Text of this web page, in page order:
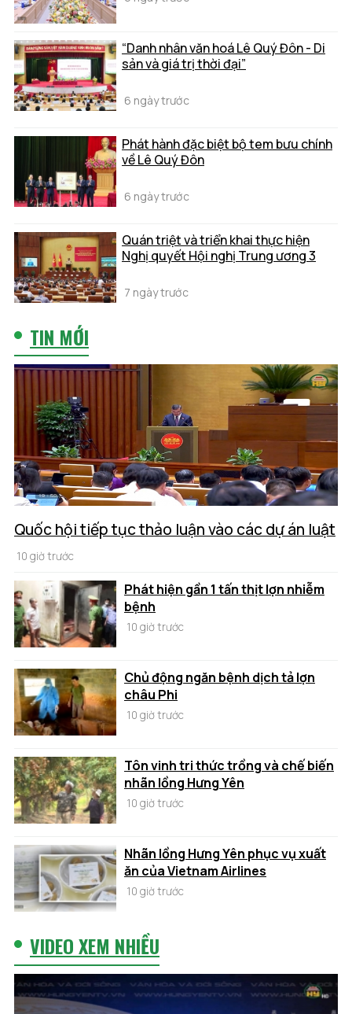
“Danh nhân văn hoá Lê Quý Đôn - Di
sản và giá trị thời đại”
6 ngày trước
Phát hành đặc biệt bộ tem bưu chính
về Lê Quý Đôn
6 ngày trước
Quán triệt và triển khai thực hiện
Nghị quyết Hội nghị Trung ương 3
7 ngày trước
TIN MỚI
Quốc hội tiếp tục thảo luận vào các dự án luật
10 giờ trước
Phát hiện gần 1 tấn thịt lợn nhiễm
bệnh
10 giờ trước
Chủ động ngăn bệnh dịch tả lợn
châu Phi
10 giờ trước
Tôn vinh tri thức trồng và chế biến
nhãn lồng Hưng Yên
10 giờ trước
Nhãn lồng Hưng Yên phục vụ xuất
ăn của Vietnam Airlines
10 giờ trước
VIDEO XEM NHIỀU